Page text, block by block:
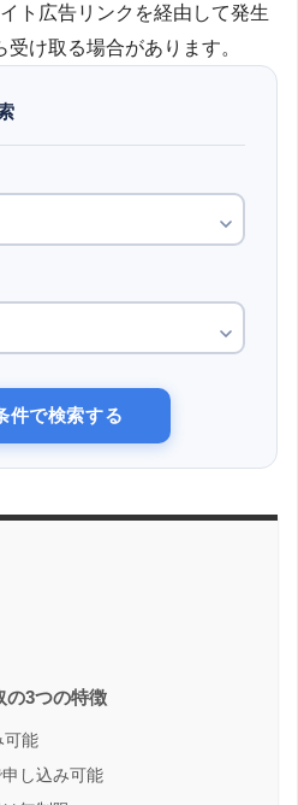
ト広告リンクを経由して発生
け取る場合があります。
件で検索する
の3つの特徴
可能
し込み可能